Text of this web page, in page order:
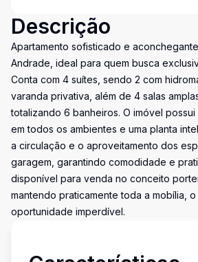
Descrição
Apartamento sofisticado e aconchegante
Andrade, ideal para quem busca
Conta com 4 suítes, sendo 2 com
varanda privativa, além de 4 salas
totalizando 6 banheiros. O imóvel
em todos os ambientes e uma planta
a circulação e o aproveitamento dos
garagem, garantindo comodidade e
disponível para venda no conceito
mantendo praticamente toda a mobília,
oportunidade imperdível.